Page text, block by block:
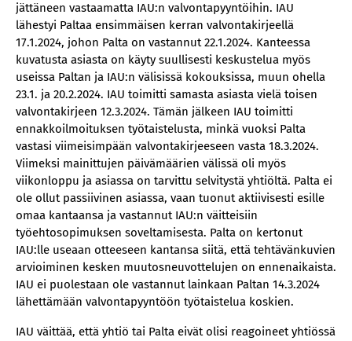
jättäneen vastaamatta IAU:n valvontapyyntöihin. IAU
lähestyi Paltaa ensimmäisen kerran valvontakirjeellä
17.1.2024, johon Palta on vastannut 22.1.2024. Kanteessa
kuvatusta asiasta on käyty suullisesti keskustelua myös
useissa Paltan ja IAU:n välisissä kokouksissa, muun ohella
23.1. ja 20.2.2024. IAU toimitti samasta asiasta vielä toisen
valvontakirjeen 12.3.2024. Tämän jälkeen IAU toimitti
ennakkoilmoituksen työtaistelusta, minkä vuoksi Palta
vastasi viimeisimpään valvontakirjeeseen vasta 18.3.2024.
Viimeksi mainittujen päivämäärien välissä oli myös
viikonloppu ja asiassa on tarvittu selvitystä yhtiöltä. Palta ei
ole ollut passiivinen asiassa, vaan tuonut aktiivisesti esille
omaa kantaansa ja vastannut IAU:n väitteisiin
työehtosopimuksen soveltamisesta. Palta on kertonut
IAU:lle useaan otteeseen kantansa siitä, että tehtävänkuvien
arvioiminen kesken muutosneuvottelujen on ennenaikaista.
IAU ei puolestaan ole vastannut lainkaan Paltan 14.3.2024
lähettämään valvontapyyntöön työtaistelua koskien.
IAU väittää, että yhtiö tai Palta eivät olisi reagoineet yhtiössä